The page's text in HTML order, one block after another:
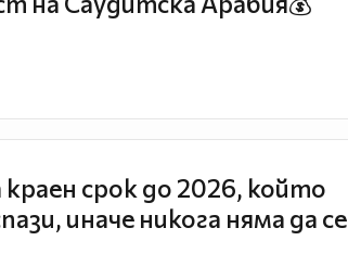
краен срок до 2026, който
иначе никога няма да се